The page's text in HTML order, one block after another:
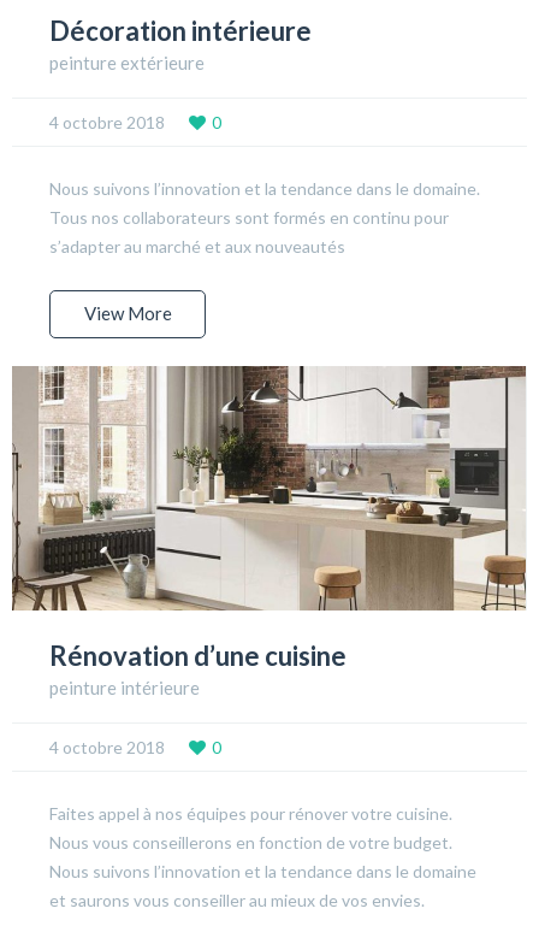
Décoration intérieure
peinture extérieure
4 octobre 2018 0
Nous suivons l’innovation et la tendance dans le domaine.
Tous nos collaborateurs sont formés en continu pour
s’adapter au marché et aux nouveautés
View More
Rénovation d’une cuisine
peinture intérieure
4 octobre 2018 0
Faites appel à nos équipes pour rénover votre cuisine.
Nous vous conseillerons en fonction de votre budget.
Nous suivons l’innovation et la tendance dans le domaine
et saurons vous conseiller au mieux de vos envies.